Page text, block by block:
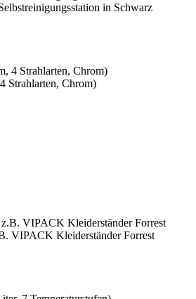
in Schwarz
Strahlarten, Chrom)
VIPACK Kleiderständer Forrest